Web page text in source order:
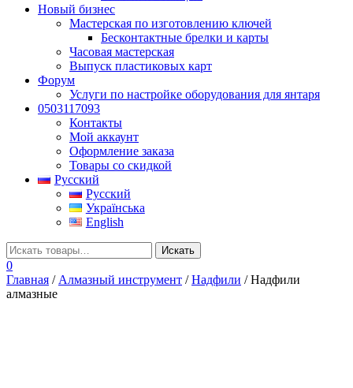
Новый бизнес
Мастерская по изготовлению ключей
Бесконтактные брелки и карты
Часовая мастерская
Выпуск пластиковых карт
Форум
Услуги по настройке оборудования для янтаря
0503117093
Контакты
Мой аккаунт
Оформление заказа
Товары со скидкой
Русский
Русский
Українська
English
0
Главная / Алмазный инструмент /Надфили / Надфили
алмазные